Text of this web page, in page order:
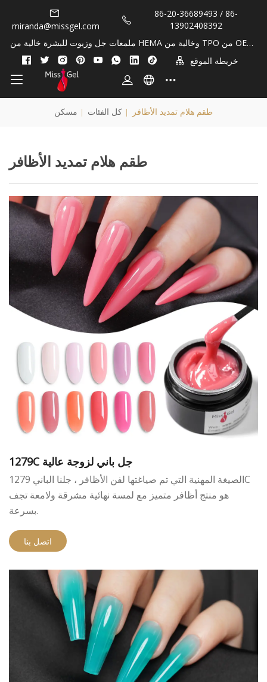
miranda@missgel.com
86-20-36689493 / 86-
13902408392
ملمعات جل وزيوت للبشرة خالية من HEMA وخالية من TPO من OEM/
Private Lable!
خريطة الموقع
مسكن كل الفئات طقم هلام تمديد الأظافر
طقم هلام تمديد الأظافر
1279C جل باني لزوجة عالية
الصيغة المهنية التي تم صياغتها لفن الأظافر ، جلنا الباني 1279C
هو منتج أظافر متميز مع لمسة نهائية مشرقة ولامعة تجف
بسرعة.
اتصل بنا